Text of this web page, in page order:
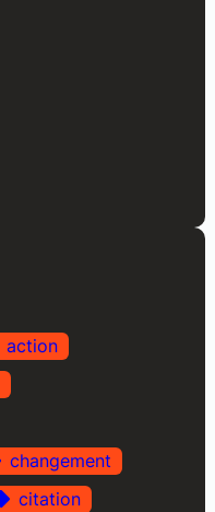
action
changement
citation